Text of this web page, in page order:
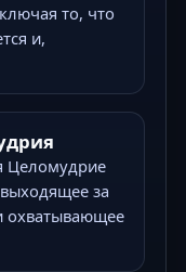
то, что
и,
Целомудрие
за
охватывающее